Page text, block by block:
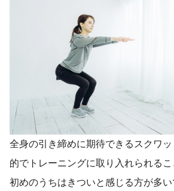
全身の引き締めに期待できるスクワ
的でトレーニングに取り入れられるこ
初めのうちはきついと感じる方が多